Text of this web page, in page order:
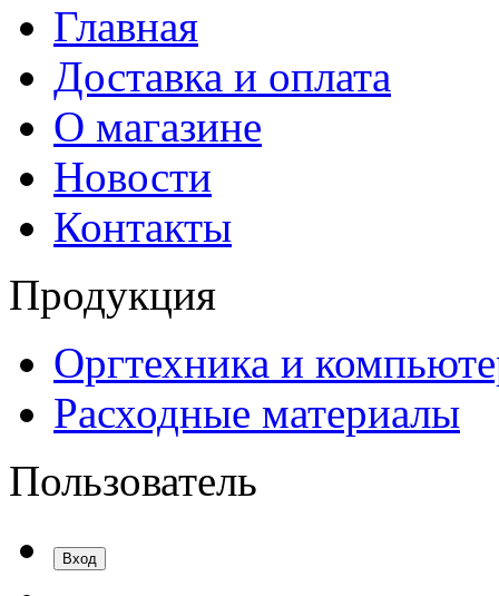
Главная
Доставка и оплата
О магазине
Новости
Контакты
Продукция
Оргтехника и
Расходные материалы
Пользователь
Вход